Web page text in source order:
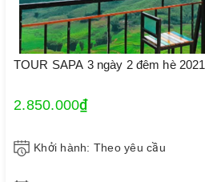
TOUR SAPA 3 ngày 2 đêm hè 2021
2.850.000₫
Khởi hành: Theo yêu cầu